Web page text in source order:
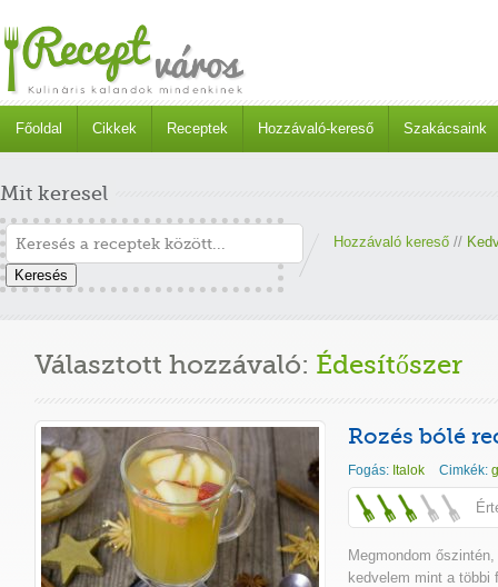
Főoldal Cikkek Receptek Hozzávaló-kereső Szakácsaink
Mit keresel
Keresés
Hozzávaló kereső //
Választott hozzávaló: Édesítőszer
Rozés bólé
Fogás: Italok Cimkék:
Megmondom
kedvelem mint a